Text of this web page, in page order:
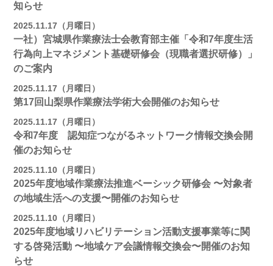
知らせ
2025.11.17（月曜日）
一社）宮城県作業療法士会教育部主催「令和7年度生活
行為向上マネジメント基礎研修会（現職者選択研修）」
のご案内
2025.11.17（月曜日）
第17回山梨県作業療法学術大会開催のお知らせ
2025.11.17（月曜日）
令和7年度 認知症つながるネットワーク情報交換会開
催のお知らせ
2025.11.10（月曜日）
2025年度地域作業療法推進ベーシック研修会 〜対象者
の地域⽣活への⽀援〜開催のお知らせ
2025.11.10（月曜日）
2025年度地域リハビリテーション活動⽀援事業等に関
する啓発活動 〜地域ケア会議情報交換会〜開催のお知
らせ